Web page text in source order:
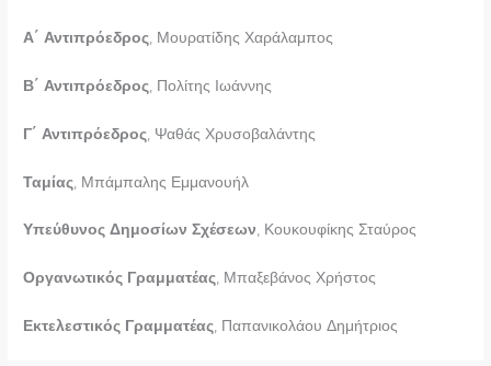
Α΄ Αντιπρόεδρος , Μουρατίδης Χαράλαμπος
Β΄ Αντιπρόεδρος , Πολίτης Ιωάννης
Γ΄ Αντιπρόεδρος , Ψαθάς Χρυσοβαλάντης
Ταμίας , Μπάμπαλης Εμμανουήλ
Υπεύθυνος Δημοσίων Σχέσεων, Κουκουφίκης Σταύρος
Οργανωτικός Γραμματέας, Μπαξεβάνος Χρήστος
Εκτελεστικός Γραμματέας , Παπανικολάου Δημήτριος